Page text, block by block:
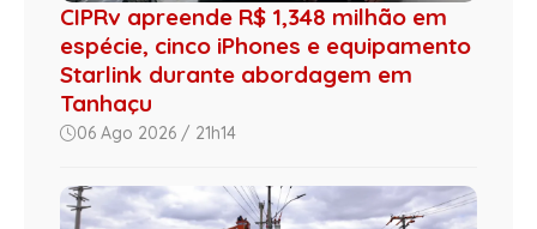
CIPRv apreende R$ 1,348 milhão em
espécie, cinco iPhones e equipamento
Starlink durante abordagem em
Tanhaçu
06 Ago 2026 / 21h14